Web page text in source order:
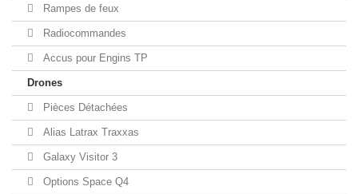
Rampes de feux
Radiocommandes
Accus pour Engins TP
Drones
Pièces Détachées
Alias Latrax Traxxas
Galaxy Visitor 3
Options Space Q4